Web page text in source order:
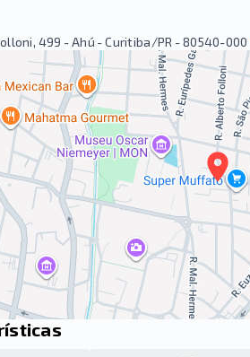
499 - Ahú - Curitiba/PR - 80540-000